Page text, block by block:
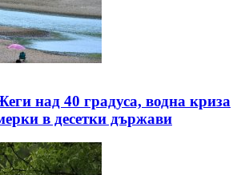
над 40 градуса, водна криза
в десетки държави